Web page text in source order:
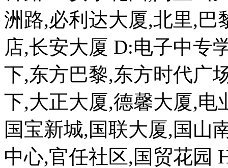
洲路,必利达大厦,北里,巴
店,长安大厦 D:电子中专
下,东方巴黎,东方时代广
下,大正大厦,德馨大厦,电
国宝新城,国联大厦,国山
中心,官任社区,国贸花园